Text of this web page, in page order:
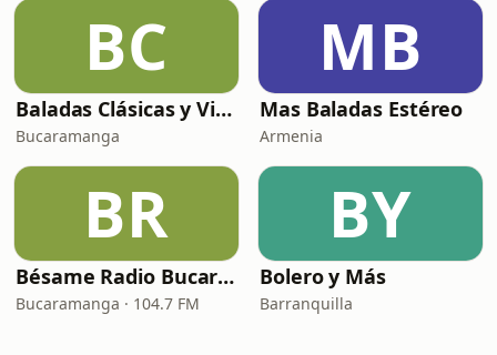
BC
Baladas Clásicas y Viejitas
Bucaramanga
MB
Mas Baladas Estéreo
Armenia
BR
Bésame Radio Bucaramanga
Bucaramanga · 104.7 FM
BY
Bolero y Más
Barranquilla